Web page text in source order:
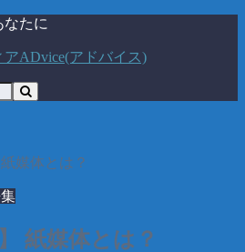
なたに
媒体とは？
紙媒体とは？